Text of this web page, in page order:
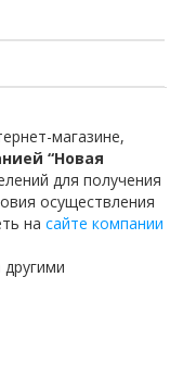
магазине,
“Новая
для получения
осуществления
на сайте компании